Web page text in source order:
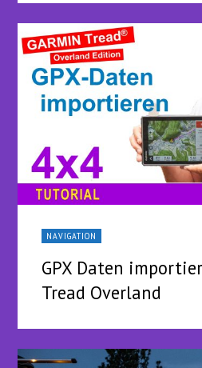
NAVIGATION
GPX Daten
Tread Overland